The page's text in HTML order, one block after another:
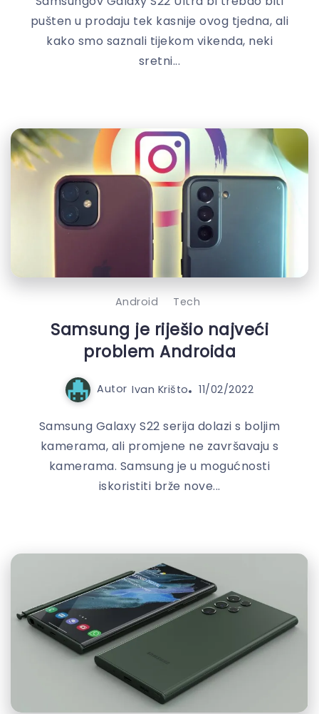
pušten u prodaju tek kasnije ovog tjedna, ali
kako smo saznali tijekom vikenda, neki
sretni...
Android Tech
Samsung je riješio najveći
problem Androida
Autor Ivan Krišto 11/02/2022
Samsung Galaxy S22 serija dolazi s boljim
kamerama, ali promjene ne završavaju s
kamerama. Samsung je u mogućnosti
iskoristiti brže nove...